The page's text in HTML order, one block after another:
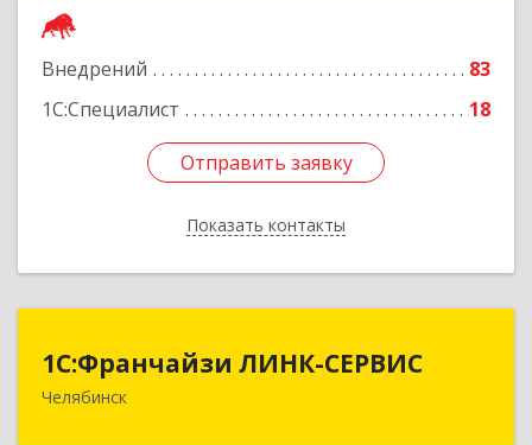
Внедрений
83
1С:Специалист
18
Отправить заявку
Показать контакты
Отправить заявку
Назад
1С:Франчайзи ЛИНК-СЕРВИС
Челябинск
1С:Франчайзи ЛИНК-СЕРВИС
454006, Челябинская обл, Челябинск г, 3